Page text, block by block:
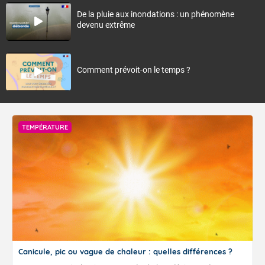
De la pluie aux inondations : un phénomène
devenu extrême
Comment prévoit-on le temps ?
TEMPÉRATURE
Canicule, pic ou vague de chaleur : quelles différences ?